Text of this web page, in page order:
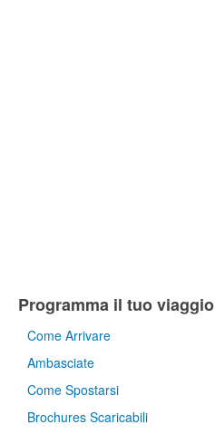
Programma il tuo viaggio
Come Arrivare
Ambasciate
Come Spostarsi
Brochures Scaricabili